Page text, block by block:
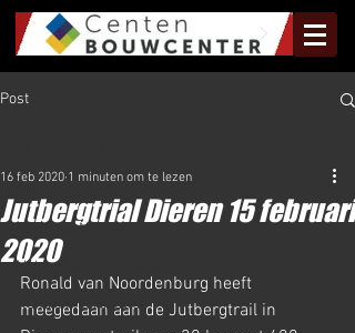
Post
Olympus Nieuws
Halve Marathon Nieuws
Rundje Mill Nieuws
Jutbergtrial Dieren 15 februari
2020
16 feb 2020 1 minuten om te lezen
Ronald van Noordenburg heeft
meegedaan aan de Jutbergtrail in